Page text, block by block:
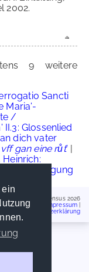
ein
2002.
9 weitere
Sancti
Maria'-
/
II.3: Glossenlied
dich vater
gan eine růt' |
Heinrich:
Handschriftencensus 2026
Impressum
Datenschutzerklärung